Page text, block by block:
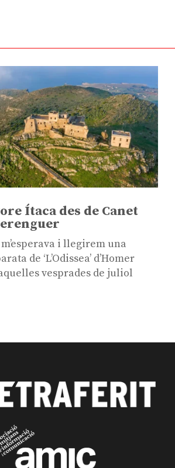
Ítaca des de Canet
i llegirem una
de ‘L’Odissea’ d’Homer
vesprades de juliol